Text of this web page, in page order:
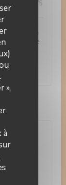
»,
à
/ Prix /5
Rien à
cadre
et
une